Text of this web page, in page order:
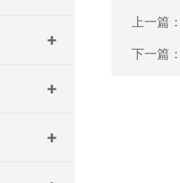
上一篇
下一篇